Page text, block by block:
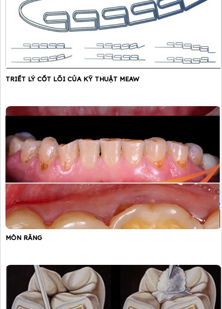
TRIẾT LÝ CỐT LÕI CỦA KỸ THUẬT MEAW
MÒN RĂNG